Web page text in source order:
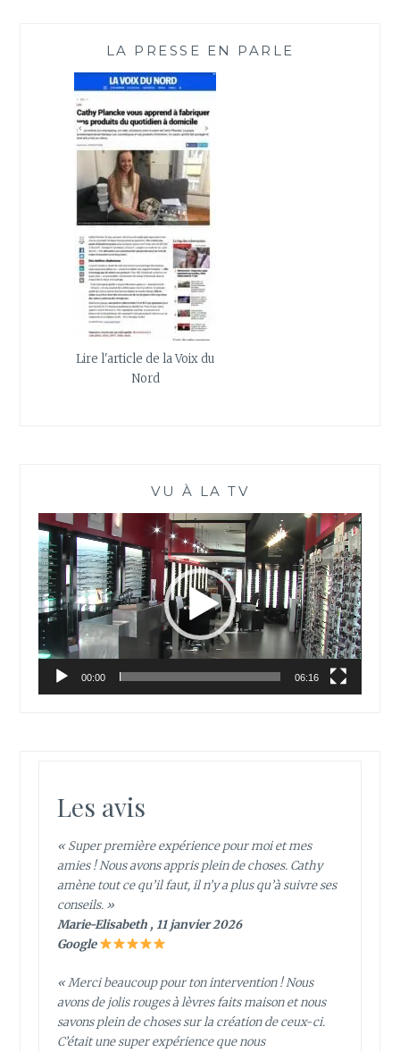
LA PRESSE EN PARLE
Lire l'article de la Voix du
Nord
VU À LA TV
Lecteur
vidéo
00:00 06:16
Les avis
« Super première expérience pour moi et mes
amies ! Nous avons appris plein de choses. Cathy
amène tout ce qu’il faut, il n’y a plus qu’à suivre ses
conseils. »
Marie-Elisabeth , 11 janvier 2026
Google
« Merci beaucoup pour ton intervention ! Nous
avons de jolis rouges à lèvres faits maison et nous
savons plein de choses sur la création de ceux-ci.
C’était une super expérience que nous